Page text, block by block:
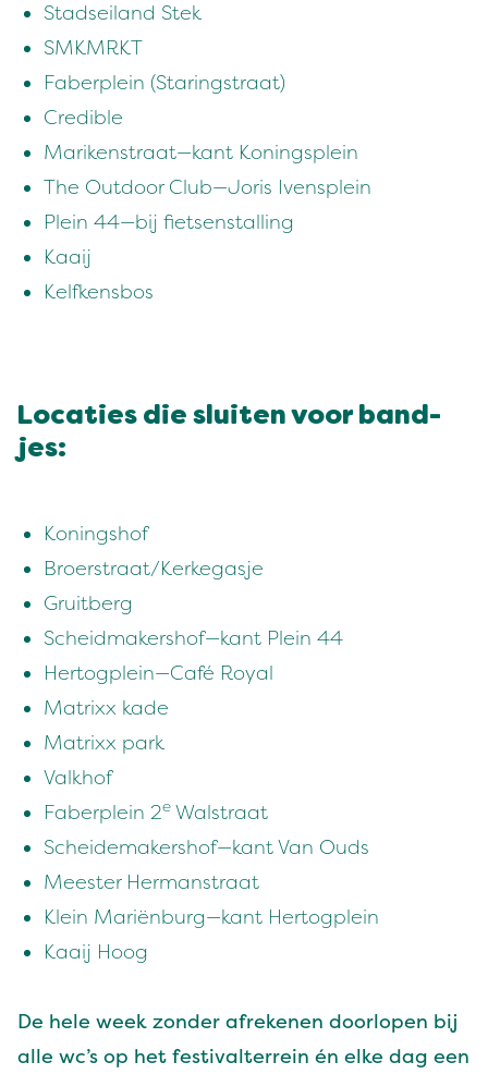
Stad­sei­land Stek
SMKM­RKT
Faber­plein (Star­ingstraat)
Cred­i­ble
Mariken­straat — kant Koningsplein
The Out­door Club — Joris Ivensplein
Plein 44— bij fietsenstalling
Kaaij
Kelfkens­bos
Locaties die sluiten voor band­
jes:
Kon­ing­shof
Broerstraat/​Kerkegasje
Gruit­berg
Schei­d­mak­er­shof — kant Plein 44
Her­tog­plein — Café Royal
Matrixx kade
Matrixx park
Valkhof
Faber­plein 2e Walstraat
Schei­de­mak­er­shof — kant Van Ouds
Meester Her­manstraat
Klein Mar­iën­burg — kant Hertogplein
Kaaij Hoog
De hele week zon­der afreke­nen door­lopen bij
alle wc’s op het fes­ti­val­ter­rein én elke dag een